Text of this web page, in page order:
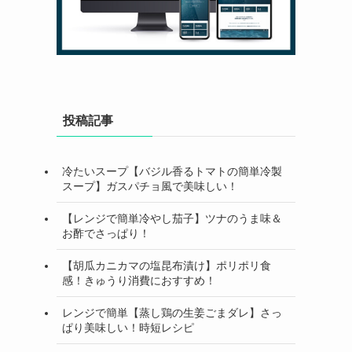
投稿記事
冷たいスープ【バジル香るトマトの簡単冷製
スープ】ガスパチョ風で美味しい！
【レンジで簡単冷やし茄子】ツナのうま味＆
お酢でさっぱり！
【胡瓜カニカマの塩昆布漬け】ポリポリ食
感！きゅうり消費におすすめ！
レンジで簡単【蒸し鶏の生姜ごまダレ】さっ
ぱり美味しい！時短レシピ